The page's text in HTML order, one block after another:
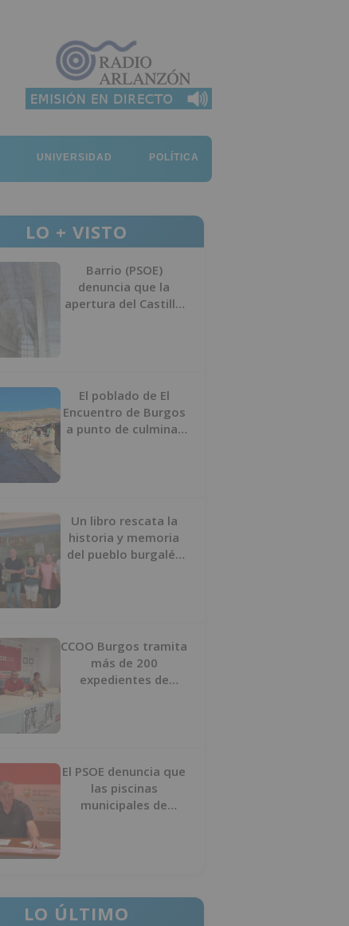
UNIVERSIDAD POLÍTICA
LO + VISTO
Barrio (PSOE)
denuncia que la
apertura del Castillo
El poblado de El
Encuentro de Burgos
a punto de culminar
Un libro rescata la
historia y memoria
del pueblo burgalés
CCOO Burgos tramita
más de 200
expedientes de
El PSOE denuncia que
las piscinas
municipales de
LO ÚLTIMO